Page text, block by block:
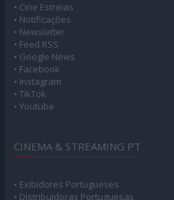
• Cine Estreias
• Notificações
• Newsletter
• Feed RSS
• Google News
• Facebook
• Instagram
• TikTok
• Youtube
CINEMA & STREAMING PT
• Exibidores Portugueses
• Distribuidoras Portuguesas